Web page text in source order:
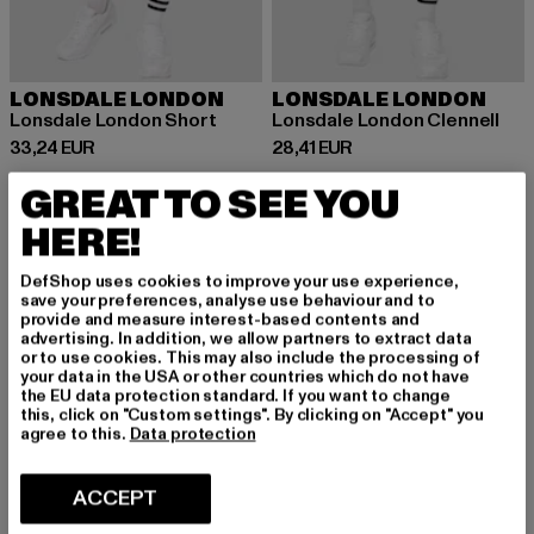
LONSDALE LONDON
Lonsdale London Short
33,24 EUR
Prix courant: 33,24 EUR
LONSDALE LONDON
Lonsdale London Clennell
28,41 EUR
Prix courant: 28,41 EUR
-15%
GREAT TO SEE YOU
HERE!
DefShop uses cookies to improve your use experience,
save your preferences, analyse use behaviour and to
provide and measure interest-based contents and
advertising. In addition, we allow partners to extract data
or to use cookies. This may also include the processing of
your data in the USA or other countries which do not have
the EU data protection standard. If you want to change
this, click on "Custom settings". By clicking on "Accept" you
agree to this. Data protection
ACCEPT